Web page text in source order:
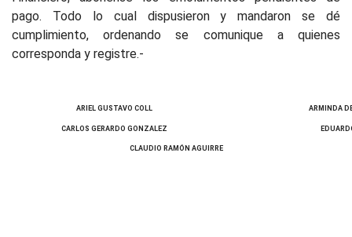
pago. Todo lo cual dispusieron y mandaron se dé
cumplimiento, ordenando se comunique a quienes
corresponda y registre.-
ARIEL GUSTAVO COLL ARMINDA
CARLOS GERARDO GONZALEZ
CLAUDIO RAMÓN AGUIRRE